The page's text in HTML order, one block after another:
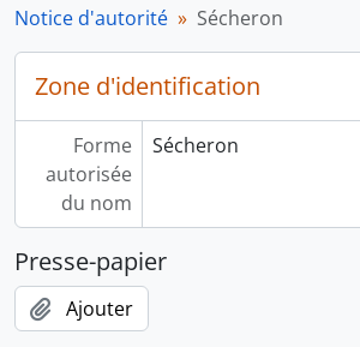
Notice d'autorité Sécheron
Zone d'identification
Forme
autorisée
du nom
Sécheron
Presse-papier
Ajouter